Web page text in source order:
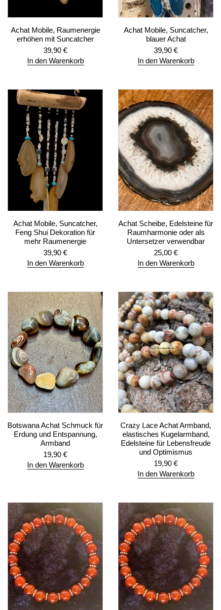
Achat Mobile, Raumenergie
erhöhen mit Suncatcher
39,90 €
In den Warenkorb
Achat Mobile, Suncatcher,
blauer Achat
39,90 €
In den Warenkorb
Achat Mobile, Suncatcher,
Feng Shui Dekoration für
mehr Raumenergie
39,90 €
In den Warenkorb
Achat Scheibe, Edelsteine für
Raumharmonie oder als
Untersetzer verwendbar
25,00 €
In den Warenkorb
Botswana Achat Schmuck für
Erdung und Entspannung,
Armband
19,90 €
In den Warenkorb
Crazy Lace Achat Armband,
elastisches Kugelarmband,
Edelsteine für Lebensfreude
und Optimismus
19,90 €
In den Warenkorb